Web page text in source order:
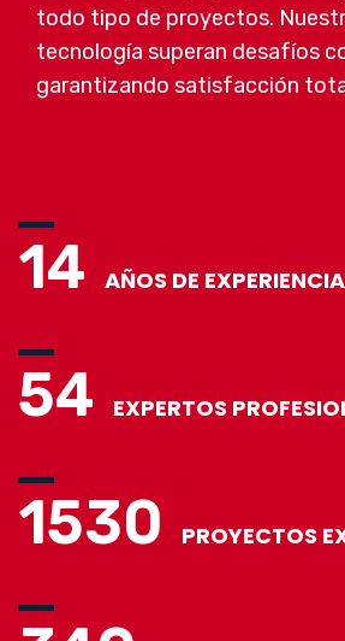
todo tipo de proyectos.
tecnología superan desafíos
garantizando satisfacción
14 AÑOS DE EXPERIENCIA
54 EXPERTOS
1530 PROYECTOS